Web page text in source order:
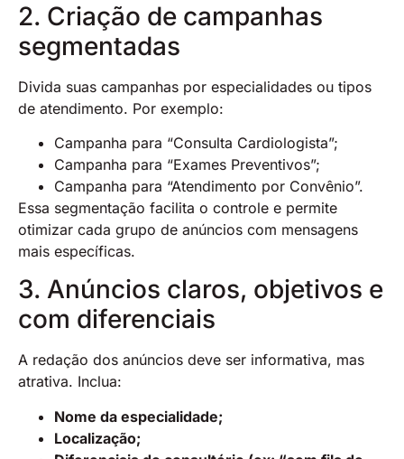
2. Criação de campanhas
segmentadas
Divida suas campanhas por especialidades ou tipos
de atendimento. Por exemplo:
Campanha para “Consulta Cardiologista”;
Campanha para “Exames Preventivos”;
Campanha para “Atendimento por Convênio”.
Essa segmentação facilita o controle e permite
otimizar cada grupo de anúncios com mensagens
mais específicas.
3. Anúncios claros, objetivos e
com diferenciais
A redação dos anúncios deve ser informativa, mas
atrativa. Inclua:
Nome da especialidade;
Localização;